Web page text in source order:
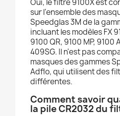
Oui, le filtre 9100X est
sur l'ensemble des
Speedglas 3M de la
incluant les modèles FX
9100 QR, 9100 MP, 9100
409SG. Il n'est pas
masques des gammes
Adflo, qui utilisent des
différentes.
Comment savoir
la pile CR2032 du